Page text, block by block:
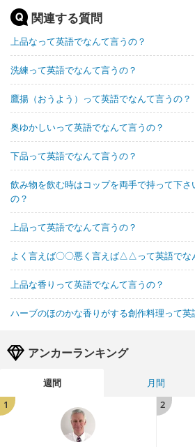
関連する質問
上品なって英語でなんて言うの？
洗練って英語でなんて言うの？
鷹揚（おうよう）って英語でなんて言うの？
奥ゆかしいって英語でなんて言うの？
下品って英語でなんて言うの？
飲み物を飲む時はコップを両手で持って下さ
の？
上品って英語でなんて言うの？
よく言えば〇〇悪く言えば△△って英語でな
上品な香りって英語でなんて言うの？
ハーブのほのかな香りがする創作料理って英
アンカーランキング
週間 月間
1
2